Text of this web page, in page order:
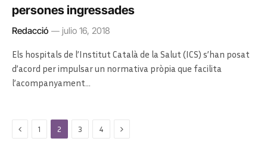
persones ingressades
Redacció julio 16, 2018
Els hospitals de l’Institut Català de la Salut (ICS) s’han posat
d’acord per impulsar un normativa pròpia que facilita
l’acompanyament…
Previous
1 2 3 4 Next